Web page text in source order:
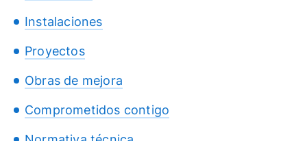
Instalaciones
Proyectos
Obras de mejora
Comprometidos contigo